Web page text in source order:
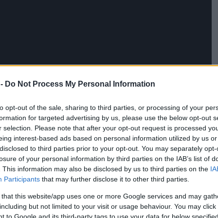
Do Not Process My Personal Information
opt-out of the sale, sharing to third parties, or processing of your
for targeted advertising by us, please use the below opt-out
selection. Please note that after your opt-out request is processed
interest-based ads based on personal information utilized by us
to third parties prior to your opt-out. You may separately
of your personal information by third parties on the IAB’s list of
This information may also be disclosed by us to third parties on the
Participants that may further disclose it to other third parties.
that this website/app uses one or more Google services and may
but not limited to your visit or usage behaviour. You may
to Google and its third-party tags to use your data for below
háta mögött kedden hajnali 5 után kezdték el összeszerelni
havat, írja a HódPress.
héten, ugyanis tél van, a tartósan hideg idő pedig kedvez a
a vizet egy tartályból, és úgy állították fel a 11,5
a hosszú vezetékben haladva a műhó-készítő géphez érve
akár 20 köbméternyi vizet is átengedni magán, ebből
ilyen hosszú, mert a tartályt nem akartuk az utcán
hangja se zavarja a közelben élőket, másrészt míg a